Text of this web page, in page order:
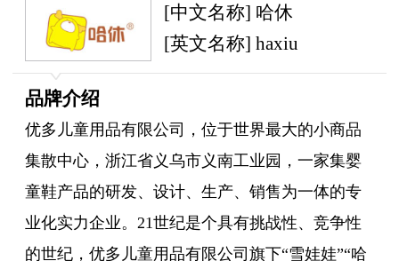
[中文名称] 哈休
[英文名称] haxiu
品牌介绍
优多儿童用品有限公司，位于世界最大的小商品
集散中心，浙江省义乌市义南工业园，一家集婴
童鞋产品的研发、设计、生产、销售为一体的专
业化实力企业。21世纪是个具有挑战性、竞争性
的世纪，优多儿童用品有限公司旗下“雪娃娃”“哈